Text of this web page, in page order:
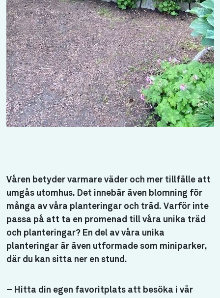
Våren betyder varmare väder och mer tillfälle att
umgås utomhus. Det innebär även blomning för
många av våra planteringar och träd. Varför inte
passa på att ta en promenad till våra unika träd
och planteringar? En del av våra unika
planteringar är även utformade som miniparker,
där du kan sitta ner en stund.
– Hitta din egen favoritplats att besöka i vår